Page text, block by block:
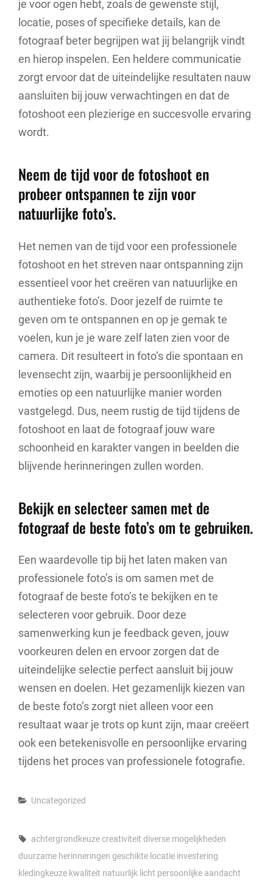
je voor ogen hebt, zoals de gewenste stijl,
locatie, poses of specifieke details, kan de
fotograaf beter begrijpen wat jij belangrijk vindt
en hierop inspelen. Een heldere communicatie
zorgt ervoor dat de uiteindelijke resultaten nauw
aansluiten bij jouw verwachtingen en dat de
fotoshoot een plezierige en succesvolle ervaring
wordt.
Neem de tijd voor de fotoshoot en
probeer ontspannen te zijn voor
natuurlijke foto’s.
Het nemen van de tijd voor een professionele
fotoshoot en het streven naar ontspanning zijn
essentieel voor het creëren van natuurlijke en
authentieke foto’s. Door jezelf de ruimte te
geven om te ontspannen en op je gemak te
voelen, kun je je ware zelf laten zien voor de
camera. Dit resulteert in foto’s die spontaan en
levensecht zijn, waarbij je persoonlijkheid en
emoties op een natuurlijke manier worden
vastgelegd. Dus, neem rustig de tijd tijdens de
fotoshoot en laat de fotograaf jouw ware
schoonheid en karakter vangen in beelden die
blijvende herinneringen zullen worden.
Bekijk en selecteer samen met de
fotograaf de beste foto’s om te gebruiken.
Een waardevolle tip bij het laten maken van
professionele foto’s is om samen met de
fotograaf de beste foto’s te bekijken en te
selecteren voor gebruik. Door deze
samenwerking kun je feedback geven, jouw
voorkeuren delen en ervoor zorgen dat de
uiteindelijke selectie perfect aansluit bij jouw
wensen en doelen. Het gezamenlijk kiezen van
de beste foto’s zorgt niet alleen voor een
resultaat waar je trots op kunt zijn, maar creëert
ook een betekenisvolle en persoonlijke ervaring
tijdens het proces van professionele fotografie.
Categories
Uncategorized
Tags,
achtergrondkeuzecreativiteit diverse mogelijkheden
duurzame herinneringen geschikte locatie investering
kledingkeuze kwaliteit natuurlijk licht persoonlijke aandacht